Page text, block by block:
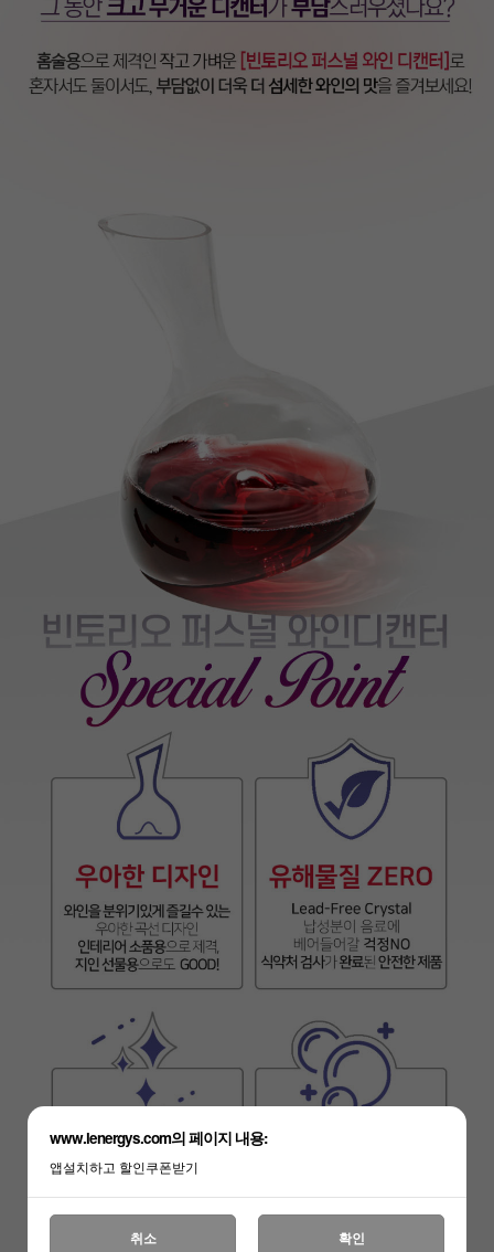
www.lenergys.com의 페이지 내용:
앱설치하고 할인쿠폰받기
취소 확인